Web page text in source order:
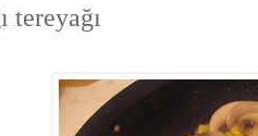
tereyağı